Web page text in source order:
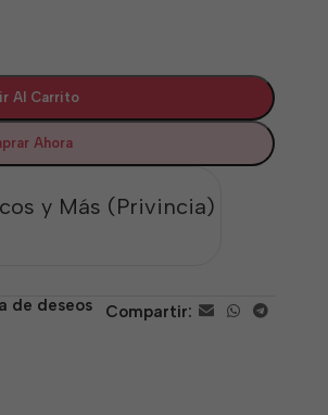
Al Carrito
Ahora
y Más (Privincia)
de deseos Compartir: